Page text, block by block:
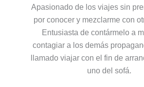
Apasionado de los viajes sin
por conocer y mezclarme con
Entusiasta de contármelo a
contagiar a los demás
llamado viajar con el fin de
uno del sofá.